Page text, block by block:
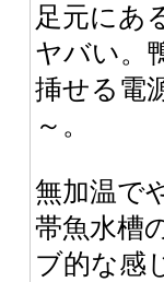
足元にあ
ヤバい。
挿せる電
～。
無加温で
帯魚水槽
ブ的な感